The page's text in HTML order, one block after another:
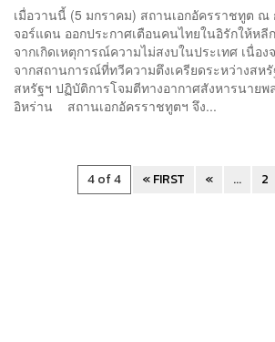
เมื่อวานนี้ (5 มกราคม) สถานเอกอัครราชทูต ณ
จอร์แดน ออกประกาศเตือนคนไทยในอิรักให้ห
จากเกิดเหตุการณ์ความไม่สงบในประเทศ เนื่อง
จากสถานการณ์ที่ทวีความตึงเครียดระหว่างสห
สหรัฐฯ ปฏิบัติการโจมตีทางอากาศสังหารนาย
อิหร่าน สถานเอกอัครราชทูตฯ จึง...
4 of 4 « FIRST « ... 2